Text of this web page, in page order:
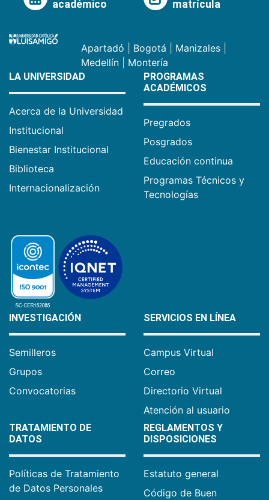
académico matrícula
Apartadó Bogotá Manizales
Medellín
Montería
LA UNIVERSIDAD
Acerca de la Universidad
Institucional
Bienestar Institucional
Biblioteca
Internacionalización
PROGRAMAS
ACADÉMICOS
Pregrados
Posgrados
Educación continua
Programas Técnicos y
Tecnologías
INVESTIGACIÓN
Semilleros
Grupos
Convocatorias
SERVICIOS EN LÍNEA
Campus Virtual
Correo
Directorio Virtual
Atención al usuario
TRATAMIENTO DE
DATOS
Políticas de Tratamiento
de Datos Personales
REGLAMENTOS Y
DISPOSICIONES
Estatuto general
Código de Buen